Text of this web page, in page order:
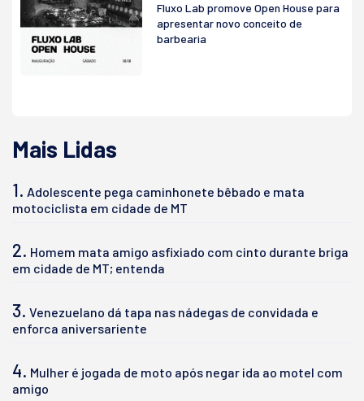
Fluxo Lab promove Open House para
apresentar novo conceito de
barbearia
Mais Lidas
1. Adolescente pega caminhonete bêbado e mata
motociclista em cidade de MT
2. Homem mata amigo asfixiado com cinto durante briga
em cidade de MT; entenda
3. Venezuelano dá tapa nas nádegas de convidada e
enforca aniversariente
4. Mulher é jogada de moto após negar ida ao motel com
amigo